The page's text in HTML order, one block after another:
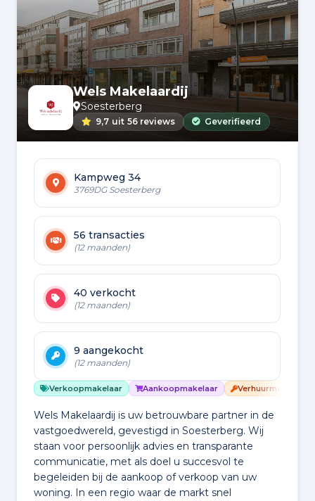
aankoopproces en kunnen makelaar
Vlaming van harte aanbevelen aan iedereen
die op zoek is naar een professionele,
betrouwbare en betrokken makelaar!
Wels Makelaardij
Soesterberg
9,7 uit 56 reviews Geverifieerd
Kampweg 34
3769DG Soesterberg
56 transacties
(12 maanden)
40 verkocht
(12 maanden)
9 aangekocht
(12 maanden)
Verkoopmakelaar Aankoopmakelaar Verhuurmakelaar
Wels Makelaardij is uw betrouwbare partner in de
vastgoedwereld, gevestigd in Soesterberg. Wij
staan voor persoonlijk advies en transparante
communicatie, met als doel u succesvol te
begeleiden bij de aankoop of verkoop van uw
woning. In een regio waar de markt snel